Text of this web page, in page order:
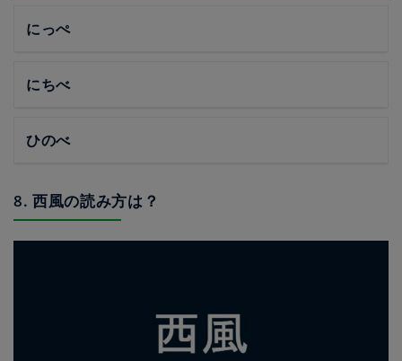
にっぺ
にちべ
ひのべ
8. 西風の読み方は？